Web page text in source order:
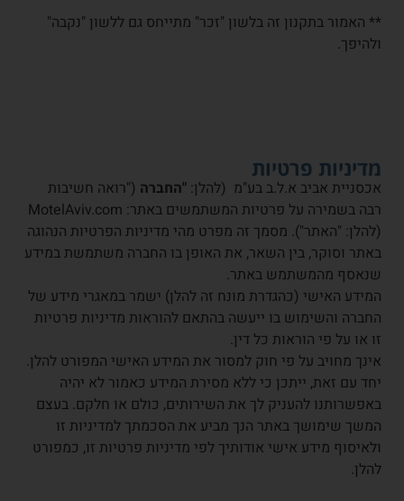
** האמור בתקנון זה בלשון "זכר" מתייחס גם ללשון "נקבה"
ולהיפך.
מדיניות פרטיות
אכסניית אביב א.ל.ב בע"מ (להלן: "החברה ("רואה חשיבות
רבה בשמירה על פרטיות המשתמשים באתר: MotelAviv.com
(להלן: "האתר"). מסמך זה מפרט מהי מדיניות הפרטיות הנהוגה
באתר וסוקר, בין השאר, את האופן בו החברה משתמשת במידע
שנאסף מהמשתמש באתר.
המידע האישי (כהגדרת מונח זה להלן) ישמר במאגרי מידע של
החברה והשימוש בו ייעשה בהתאם להוראות מדיניות פרטיות
זו או על פי הוראות כל דין.
אינך מחויב על פי חוק למסור את המידע האישי המפורט להלן.
יחד עם זאת, ייתכן כי ללא מסירת המידע כאמור לא יהיה
באפשרותנו להעניק לך את השירותים, כולם או חלקם. בעצם
המשך שימושך באתר הנך מביע את הסכמתך למדיניות זו
ולאיסוף מידע אישי אודותיך לפי מדיניות פרטיות זו, כמפורט
להלן.